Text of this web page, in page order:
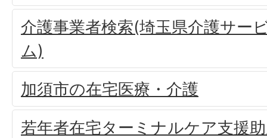
介護事業者検索(埼玉県介護サー
ム)
加須市の在宅医療・介護
若年者在宅ターミナルケア支援